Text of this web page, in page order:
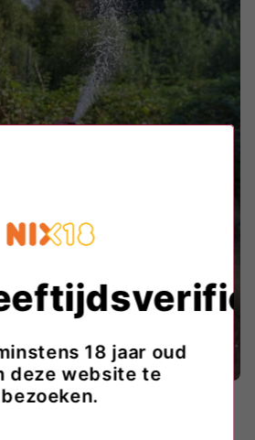
18 jaar oud
deze website te
bezoeken.